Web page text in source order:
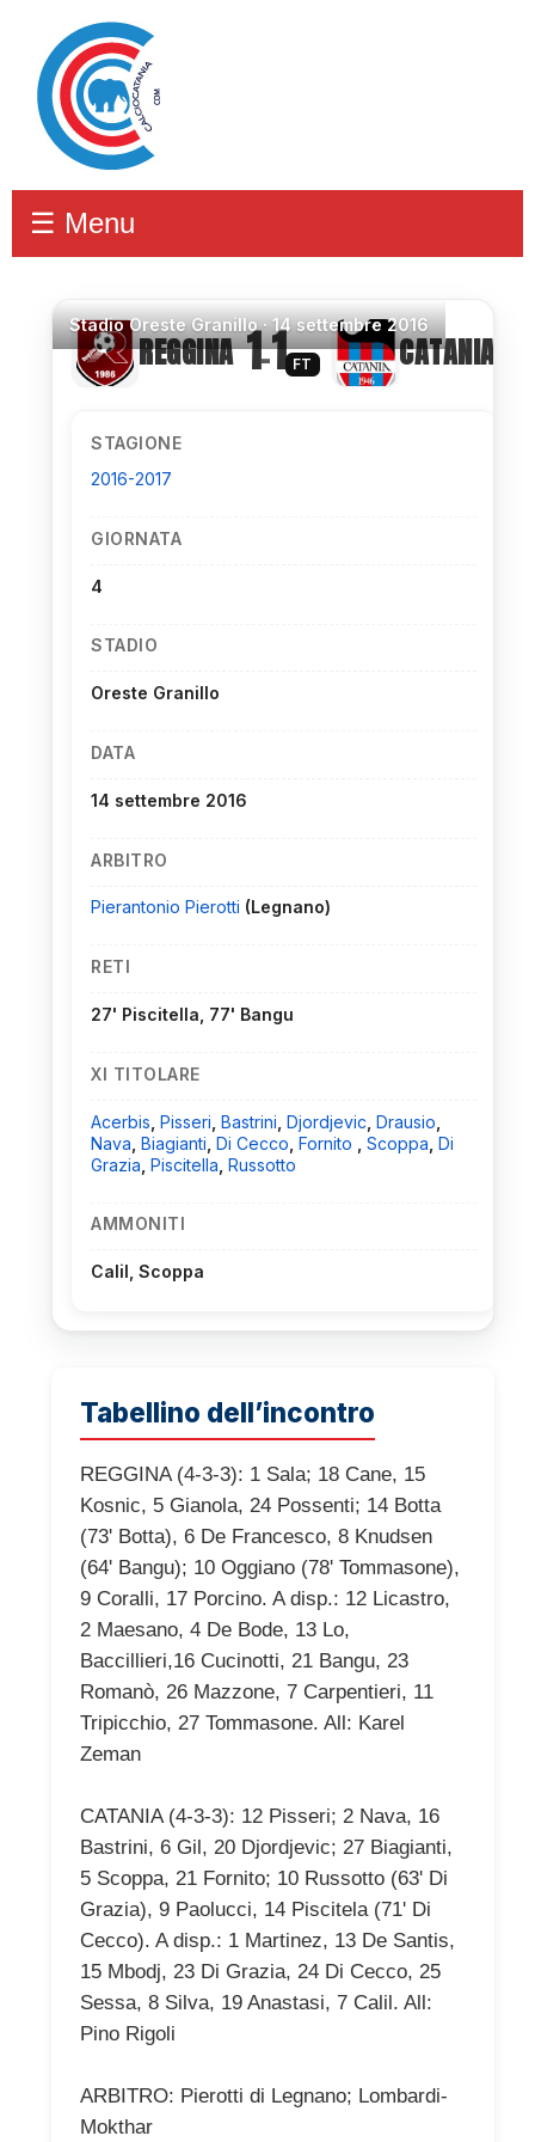
☰ Menu
StadioOreste Granillo ·14 settembre 2016
REGGINA 1–1 FT CATANIA
STAGIONE
2016-2017
GIORNATA
4
STADIO
Oreste Granillo
DATA
14 settembre 2016
ARBITRO
Pierantonio Pierotti (Legnano)
RETI
27' Piscitella, 77' Bangu
XI TITOLARE
Acerbis Pisseri Bastrini Djordjevic Drausio
Nava Biagianti Di Cecco Fornito Scoppa Di
Grazia Piscitella Russotto
AMMONITI
Calil, Scoppa
Tabellino dell’incontro
REGGINA (4-3-3): 1 Sala; 18 Cane, 15
Kosnic, 5 Gianola, 24 Possenti; 14 Botta
(73' Botta), 6 De Francesco, 8 Knudsen
(64' Bangu); 10 Oggiano (78' Tommasone),
9 Coralli, 17 Porcino. A disp.: 12 Licastro,
2 Maesano, 4 De Bode, 13 Lo,
Baccillieri,16 Cucinotti, 21 Bangu, 23
Romanò, 26 Mazzone, 7 Carpentieri, 11
Tripicchio, 27 Tommasone. All: Karel
Zeman
CATANIA (4-3-3): 12 Pisseri; 2 Nava, 16
Bastrini, 6 Gil, 20 Djordjevic; 27 Biagianti,
5 Scoppa, 21 Fornito; 10 Russotto (63' Di
Grazia), 9 Paolucci, 14 Piscitela (71' Di
Cecco). A disp.: 1 Martinez, 13 De Santis,
15 Mbodj, 23 Di Grazia, 24 Di Cecco, 25
Sessa, 8 Silva, 19 Anastasi, 7 Calil. All:
Pino Rigoli
ARBITRO: Pierotti di Legnano; Lombardi-
Mokthar